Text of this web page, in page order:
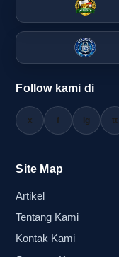
Situasi saat
desain tidak
cetak terlihat
Masalah yang
percetakan
keterlambatan
ubah, atau hasil
terjadi, tim
kekurangan
sudah dekat
Kondisi seperti
Follow kami di
x f ig tt
Site Map
Artikel
Tentang Kami
Kontak Kami